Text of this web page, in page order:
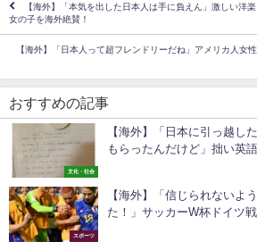
【海外】「本気を出した日本人は手に負えん」激しい洋
女の子を海外絶賛！
【海外】「日本人って超フレンドリーだね」アメリカ人女
おすすめの記事
文化・社会
【海外】「日本に引っ越し
もらったんだけど」拙い英
スポーツ
【海外】「信じられないよ
た！」サッカーW杯ドイツ